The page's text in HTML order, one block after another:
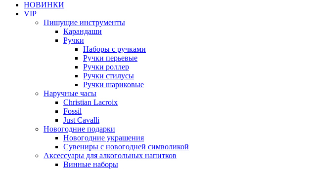
НОВИНКИ
VIP
Пишущие инструменты
Карандаши
Ручки
Наборы с ручками
Ручки перьевые
Ручки роллер
Ручки стилусы
Ручки шариковые
Наручные часы
Christian Lacroix
Fossil
Just Cavalli
Новогодние подарки
Новогодние украшения
Сувениры с новогодней символикой
Аксессуары для алкогольных напитков
Винные наборы